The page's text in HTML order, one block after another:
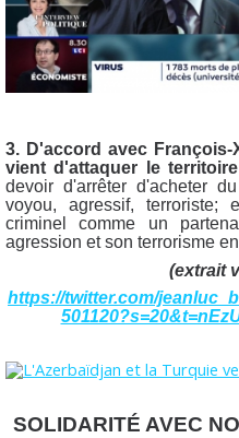
3. D'accord avec
vient d'attaquer le
devoir d'arrêter d'acheter
voyou, agressif, terroriste;
criminel comme un
agression et son terrorisme
(extrait
https://twitter.com/
SOLIDARITÉ AVEC